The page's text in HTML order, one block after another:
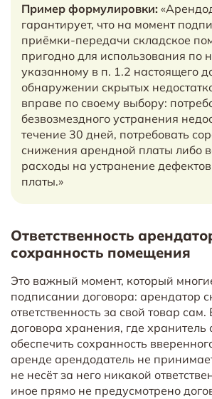
Пример формулировки:
гарантирует, что на момент
приёмки-передачи складское
пригодно для использования по
указанному в п. 1.2 настоящего
обнаружении скрытых
вправе по своему выбору:
безвозмездного устранения
течение 30 дней, потребовать
снижения арендной платы либо
расходы на устранение
платы.»
Ответственность
сохранность помещения
Это важный момент, который
подписании договора: арендатор
ответственность за свой товар сам.
договора хранения, где хранитель
обеспечить сохранность
аренде арендодатель не
не несёт за него никакой
иное прямо не предусмотрено